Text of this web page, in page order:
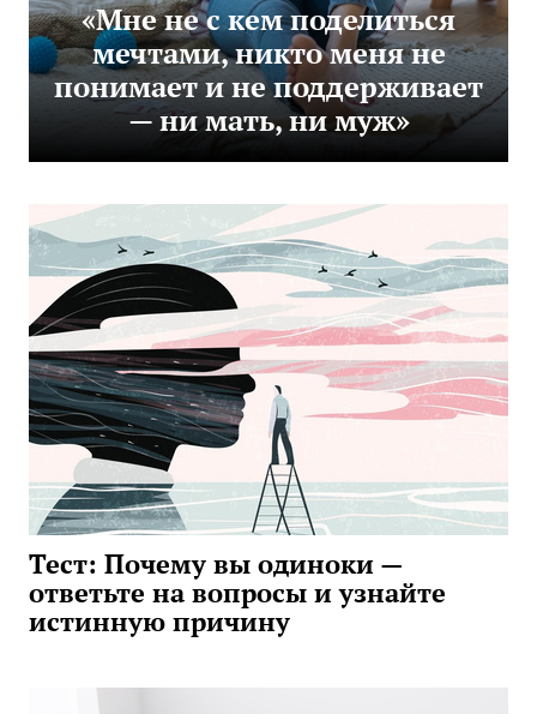
«Мне не с кем поделиться
мечтами, никто меня не
понимает и не поддерживает
— ни мать, ни муж»
Тест: Почему вы одиноки —
ответьте на вопросы и узнайте
истинную причину